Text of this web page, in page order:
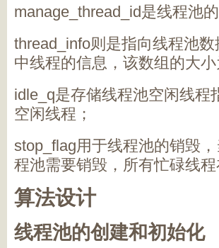
manage_thread_id是线程池
thread_info则是指向线程池
中线程的信息，该数组的大
idle_q是存储线程池空闲线程
空闲线程；
stop_flag用于线程池的销毁
程池需要销毁，所有忙碌线
算法设计
线程池的创建和初始化